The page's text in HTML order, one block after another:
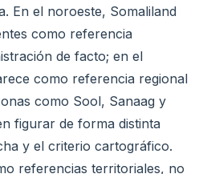
En el noroeste, Somaliland
como referencia
de facto; en el
como referencia regional
como Sool, Sanaag y
figurar de forma distinta
y el criterio cartográfico.
referencias territoriales, no